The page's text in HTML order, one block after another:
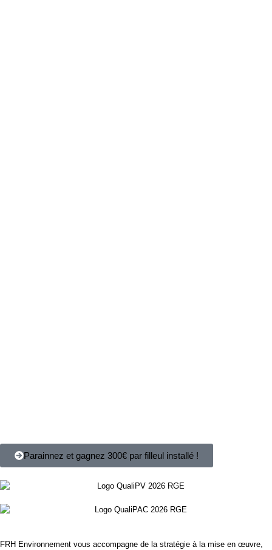
Parainnez et gagnez 300€ par filleul installé !
FRH Environnement vous accompagne de la stratégie à la mise en œuvre,